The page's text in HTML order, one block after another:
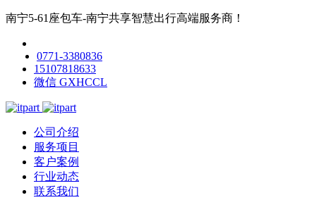
南宁5-61座包车-南宁共享智慧出行高端服务商！
0771-3380836
15107818633
微信 GXHCCL
公司介绍
服务项目
客户案例
行业动态
联系我们